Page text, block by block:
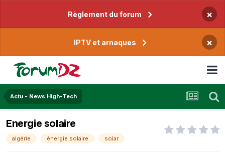
Règlement du forum ×
IPTV et arnaques ×
Actu - News High-Tech
Energie solaire
algérie énergie solaire solar